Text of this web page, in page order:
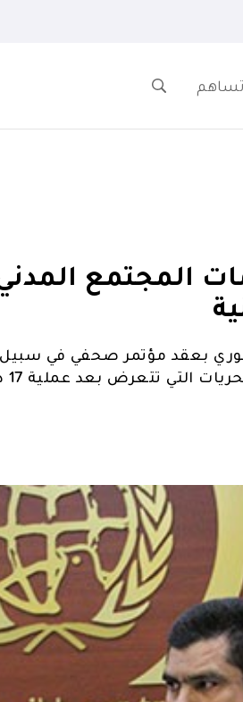
المجتمع
بعقد مؤتمر صحفي في سبيل